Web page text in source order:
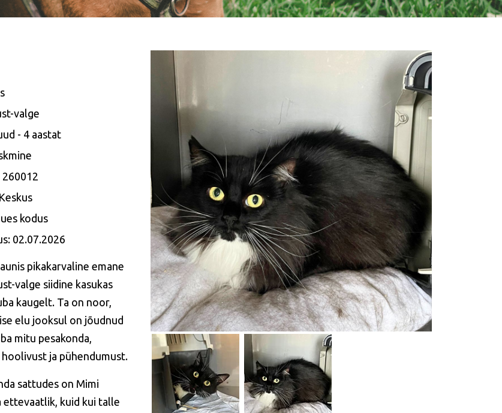
valge
- 4 aastat
260012
kodus
02.07.2026
pikakarvaline emane
valge siidine kasukas
kaugelt. Ta on noor,
elu jooksul on jõudnud
mitu pesakonda,
hoolivust ja pühendumust.
sattudes on Mimi
ettevaatlik, kuid kui talle